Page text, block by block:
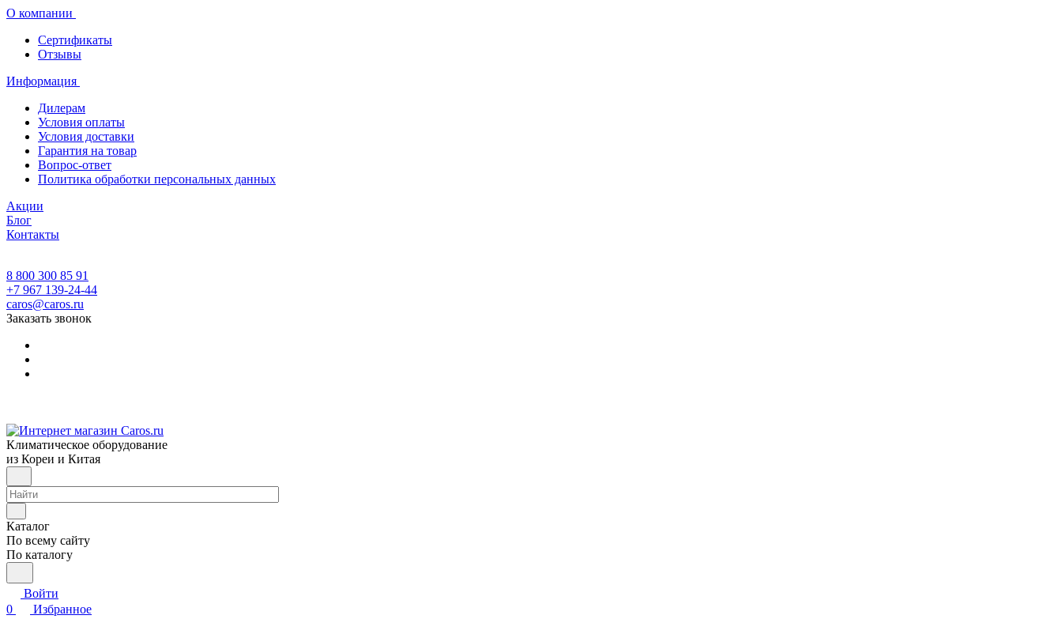
О компании
Сертификаты
Отзывы
Информация
Дилерам
Условия оплаты
Условия доставки
Гарантия на товар
Вопрос-ответ
Политика обработки персональных данных
Акции
Блог
Контакты
8 800 300 85 91
+7 967 139-24-44
caros@caros.ru
Заказать звонок
Климатическое оборудование
из Кореи и Китая
Каталог
По всему сайту
По каталогу
Войти
0
Избранное